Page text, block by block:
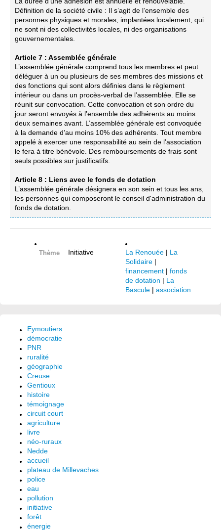
Définition de la société civile : Il s’agit de l’ensemble des
personnes physiques et morales, implantées localement, qui
ne sont ni des collectivités locales, ni des organisations
gouvernementales.
Article 7 : Assemblée générale
L’assemblée générale comprend tous les membres et peut
déléguer à un ou plusieurs de ses membres des missions et
des fonctions qui sont alors définies dans le règlement
intérieur ou dans un procès-verbal de l’assemblée. Elle se
réunit sur convocation. Cette convocation et son ordre du
jour seront envoyés à l’ensemble des adhérents au moins
deux semaines avant. L’assemblée générale est convoquée
à la demande d’au moins 10% des adhérents. Tout membre
appelé à exercer une responsabilité au sein de l’association
le fera à titre bénévole. Des remboursements de frais sont
seuls possibles sur justificatifs.
Article 8 : Liens avec le fonds de dotation
L’assemblée générale désignera en son sein et tous les ans,
les personnes qui composeront le conseil d'administration du
fonds de dotation.
Thème Initiative La Renouée | La
Solidaire |
financement | fonds
de dotation | La
Bascule | association
Eymoutiers
démocratie
PNR
ruralité
géographie
Creuse
Gentioux
histoire
témoignage
circuit court
agriculture
livre
néo-ruraux
Nedde
accueil
plateau de Millevaches
police
eau
pollution
initiative
forêt
énergie